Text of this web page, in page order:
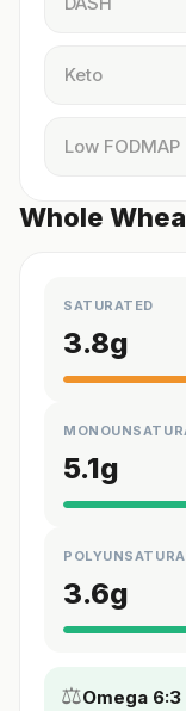
Keto
Low FODMAP
Whole
SATURATED
3.8g
5.1g
3.6g
⚖️Omega 6:3